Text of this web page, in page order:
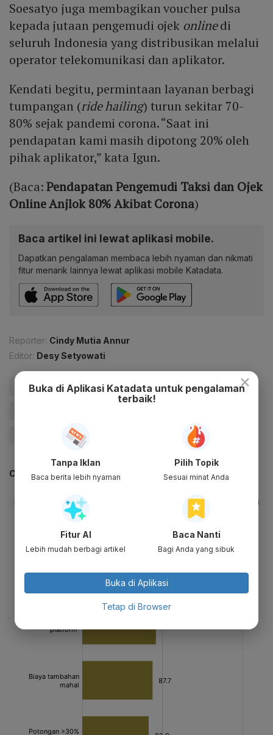
Soesatyo juga membagikan voucher pulsa
kepada jutaan pengemudi ojek onlinedi
seluruh Indonesia yang distribusikan melalui
operator telekomunikasi dan aplikator.
Kendati begitu, permintaan layanan berbagi
tumpangan (ride hailing) turun sekitar 70-
80% sejak pandemi corona. “Saat ini
pendapatan kami masih dipotong 20% oleh
pihak aplikator,” kata Igun.
(Baca:Pendapatan Pengemudi Taksi dan Ojek
Online Anjlok 80% Akibat Corona)
Baca artikel ini lewat aplikasi mobile.
Dapatkan pengalaman membaca lebih nyaman dan nikmati
fitur menarik lainnya lewat aplikasi mobile Katadata.
Reporter: Cindy Mutia Annur
Editor: Desy Setyowati
#Gojek #Grab #Transportasi #Digital
#Pandemi Corona #Covid-19
CEK JUGA DATA INI
×
Buka di Aplikasi Katadata untuk pengalaman
terbaik!
Tanpa Iklan
Baca berita lebih nyaman
Pilih Topik
Sesuai minat Anda
Fitur AI
Lebih mudah berbagi artikel
Baca Nanti
Bagi Anda yang sibuk
Buka di Aplikasi
Tetap di Browser